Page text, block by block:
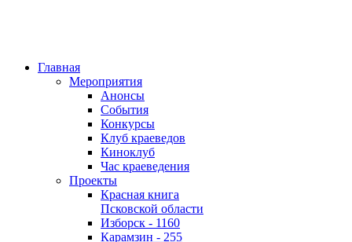
Главная
Мероприятия
Анонсы
События
Конкурсы
Клуб краеведов
Киноклуб
Час краеведения
Проекты
Красная книга
Псковской области
Изборск - 1160
Карамзин - 255